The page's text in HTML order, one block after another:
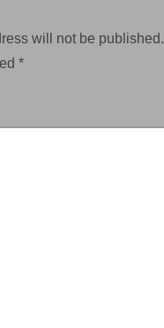
will not be published.
*